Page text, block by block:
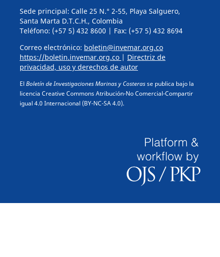
Sede principal: Calle 25 N.° 2-55, Playa Salguero,
Santa Marta D.T.C.H., Colombia
Teléfono: (+57 5) 432 8600 | Fax: (+57 5) 432 8694
Correo electrónico: boletin@invemar.org.co
https://boletin.invemar.org.co | Directriz de
privacidad, uso y derechos de autor
El Boletín de Investigaciones Marinas y Costerasse publica bajo la
licencia Creative Commons Atribución-No Comercial-Compartir
igual 4.0 Internacional (BY-NC-SA 4.0).